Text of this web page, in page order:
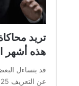
هذه أشهر
قد يتساءل
عن التعريف EA FC 25، أو كيفية عمل نظام…